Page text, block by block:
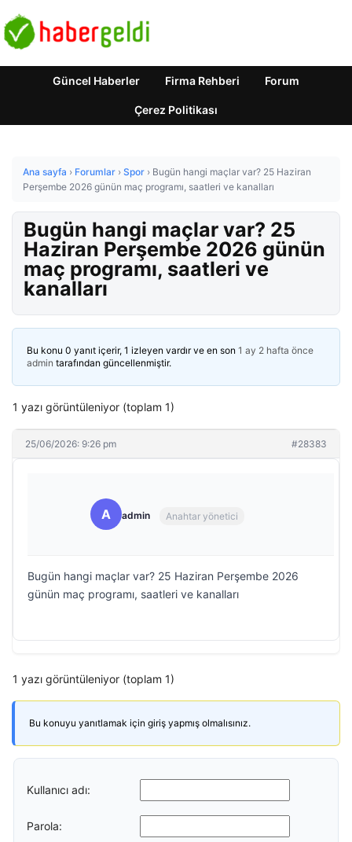
Güncel Haberler Firma Rehberi Forum
Çerez Politikası
Ana sayfa › Forumlar › Spor › Bugün hangi maçlar var? 25 Haziran
Perşembe 2026 günün maç programı, saatleri ve kanalları
Bugün hangi maçlar var? 25
Haziran Perşembe 2026 günün
maç programı, saatleri ve
kanalları
Bu konu 0 yanıt içerir, 1 izleyen vardır ve en son 1 ay 2 hafta önce
admin tarafından güncellenmiştir.
1 yazı görüntüleniyor (toplam 1)
25/06/2026: 9:26 pm #28383
A admin Anahtar yönetici
Bugün hangi maçlar var? 25 Haziran Perşembe 2026
günün maç programı, saatleri ve kanalları
1 yazı görüntüleniyor (toplam 1)
Bu konuyu yanıtlamak için giriş yapmış olmalısınız.
Kullanıcı adı:
Parola: